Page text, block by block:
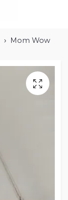
Mom Wow